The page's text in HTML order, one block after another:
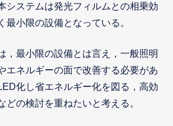
システムは発光フィルムとの相乗効
最小限の設備となっている。
，最小限の設備とは言え，一般照明
エネルギーの面で改善する必要があ
化し省エネルギー化を図る，高効
どの検討を重ねたいと考える。